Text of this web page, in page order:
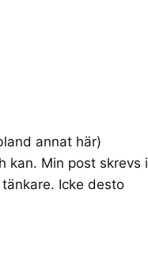
annat här)
kan. Min post skrevs i
Icke desto